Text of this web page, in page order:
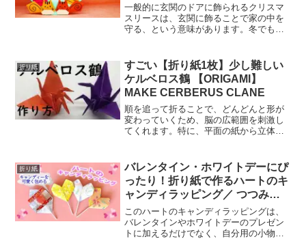
一般的に玄関のドアに飾られるクリスマ
スリースは、玄関に飾ることで家の中を
守る、という意味があります。冬でも
た、葉自体にも殺菌作用や抗菌作用があ
るものが多く、そこから「災い...
折り紙
すごい【折り紙1枚】少し難しい
ケルベロス鶴 【ORIGAMI】
MAKE CERBERUS CLANE
順を追って折ることで、どんどんと形が
変わっていくため、脳の広範囲を刺激し
てくれます。特に、平面の紙から立体の
大きいと言われています。また、折って
いる間の集中力、完成した...
折り紙
バレンタイン・ホワイトデーにぴ
ったり！折り紙で作るハートのキ
ャンディラッピング／ つつみと
むすびheart candy wrapper
このハートのキャンディラッピングは、
バレンタインやホワイトデーのプレゼン
トに加えるだけでなく、自分用の小物入